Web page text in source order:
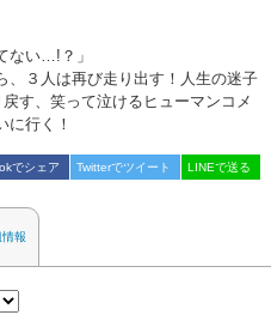
ない…!？」
、３人は再び走り出す！人生の迷子
す、笑って泣けるヒューマンコメ
に行く！
でシェア Twitterでツイート LINEで送る
報